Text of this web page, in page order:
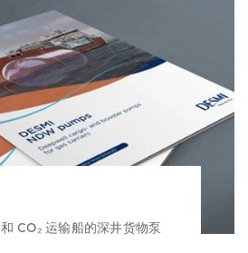
CO₂ 运输船的深井货物泵